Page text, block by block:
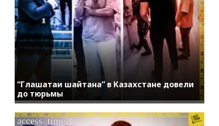
“Глашатаи шайтана” в Казахстане довели
до тюрьмы
access_time